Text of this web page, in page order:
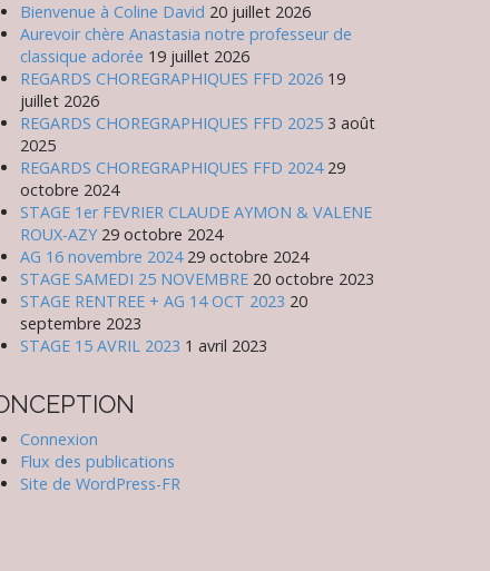
Bienvenue à Coline David 20 juillet 2026
Aurevoir chère Anastasia notre professeur de
classique adorée 19 juillet 2026
REGARDS CHOREGRAPHIQUES FFD 2026 19
juillet 2026
REGARDS CHOREGRAPHIQUES FFD 2025 3 août
2025
REGARDS CHOREGRAPHIQUES FFD 2024 29
octobre 2024
STAGE 1er FEVRIER CLAUDE AYMON & VALENE
ROUX-AZY 29 octobre 2024
AG 16 novembre 2024 29 octobre 2024
STAGE SAMEDI 25 NOVEMBRE 20 octobre 2023
STAGE RENTREE + AG 14 OCT 2023 20
septembre 2023
STAGE 15 AVRIL 2023 1 avril 2023
Connexion
Flux des publications
Site de WordPress-FR